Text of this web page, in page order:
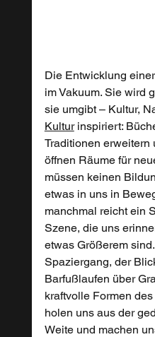
Die Entwicklung
im Vakuum. Sie wird
sie umgibt – Kultur,
Kultur inspiriert:
Traditionen erweitern
öffnen Räume für
müssen keinen
etwas in uns in
manchmal reicht ein
Szene, die uns
etwas Größerem sind.
Spaziergang, der
Barfußlaufen über
kraftvolle Formen des
holen uns aus der
Weite und machen